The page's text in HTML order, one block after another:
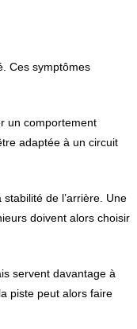
Ces symptômes
un comportement
adaptée à un circuit
de l’arrière. Une
doivent alors choisir
servent davantage à
piste peut alors faire